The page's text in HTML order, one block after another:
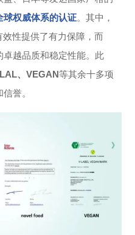
球权威体系的认证。其中，
性提供了有力保障，而
越品质和稳定性能。此
、VEGAN等其余十多项
誉。